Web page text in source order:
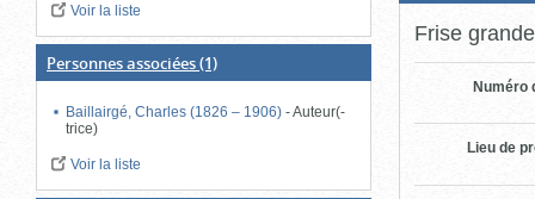
Voir la liste
Personnes associées(1)
Baillairgé, Charles (1826 – 1906)-Auteur(-
trice)
Voir la liste
Frise
Numéro
Lieu de